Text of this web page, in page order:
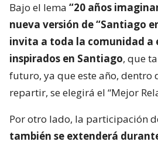
Bajo el lema “20 años
nueva versión de “Santiago
invita a toda la comunidad a
inspirados en Santiago, que
futuro, ya que este año, dentro
repartir, se elegirá el “Mejor
Por otro lado, la participación
también se extenderá